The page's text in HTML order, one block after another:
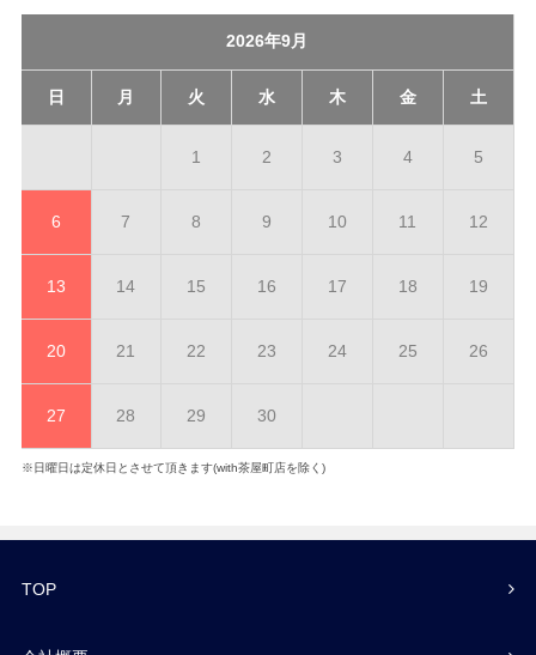
2026年9月
日 月 火 水 木 金 土
1 2 3 4 5
6 7 8 9 10 11 12
13 14 15 16 17 18 19
20 21 22 23 24 25 26
27 28 29 30
※日曜日は定休日とさせて頂きます(with茶屋町店を除く)
TOP